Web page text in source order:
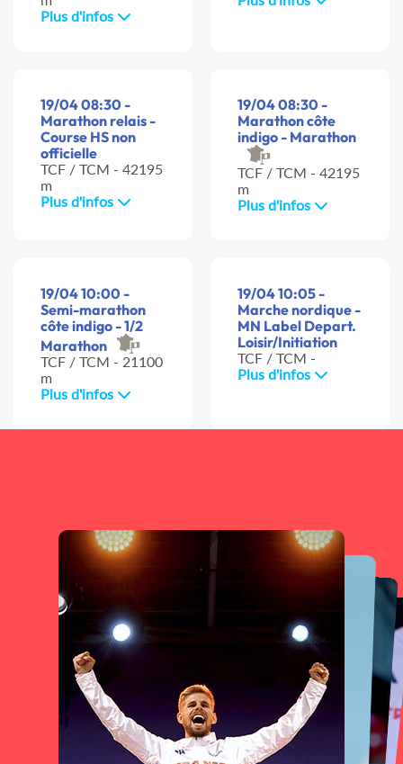
Plus d'infos
19/04 08:30 -
Marathon relais -
Course HS non
officielle
TCF / TCM - 42195
m
Plus d'infos
19/04 08:30 -
Marathon côte
indigo - Marathon
TCF / TCM - 42195
m
Plus d'infos
19/04 10:00 -
Semi-marathon
côte indigo - 1/2
Marathon
TCF / TCM - 21100
m
Plus d'infos
19/04 10:05 -
Marche nordique -
MN Label Depart.
Loisir/Initiation
TCF / TCM -
Plus d'infos